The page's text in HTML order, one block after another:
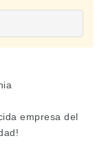
empresa del